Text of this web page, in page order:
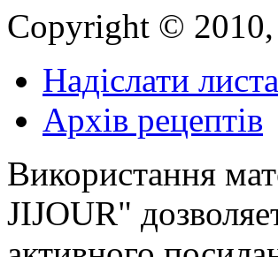
Copyright © 2010,
Надіслати листа
Архів рецептів
Використання
JIJOUR"